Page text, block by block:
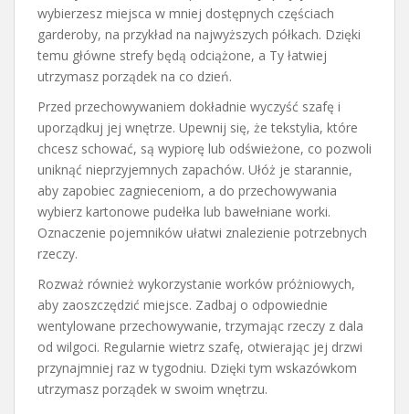
wybierzesz miejsca w mniej dostępnych częściach
garderoby, na przykład na najwyższych półkach. Dzięki
temu główne strefy będą odciążone, a Ty łatwiej
utrzymasz porządek na co dzień.
Przed przechowywaniem dokładnie wyczyść szafę i
uporządkuj jej wnętrze. Upewnij się, że tekstylia, które
chcesz schować, są wypiorę lub odświeżone, co pozwoli
uniknąć nieprzyjemnych zapachów. Ułóż je starannie,
aby zapobiec zagnieceniom, a do przechowywania
wybierz kartonowe pudełka lub bawełniane worki.
Oznaczenie pojemników ułatwi znalezienie potrzebnych
rzeczy.
Rozważ również wykorzystanie worków próżniowych,
aby zaoszczędzić miejsce. Zadbaj o odpowiednie
wentylowane przechowywanie, trzymając rzeczy z dala
od wilgoci. Regularnie wietrz szafę, otwierając jej drzwi
przynajmniej raz w tygodniu. Dzięki tym wskazówkom
utrzymasz porządek w swoim wnętrzu.